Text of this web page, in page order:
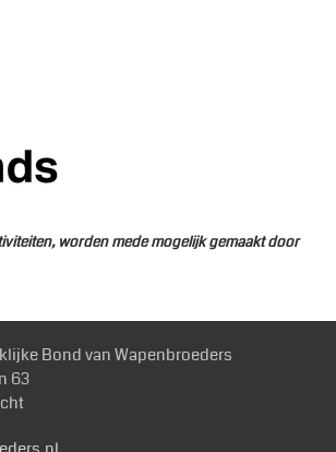
worden mede mogelijk gemaakt door
Bond van Wapenbroeders
63